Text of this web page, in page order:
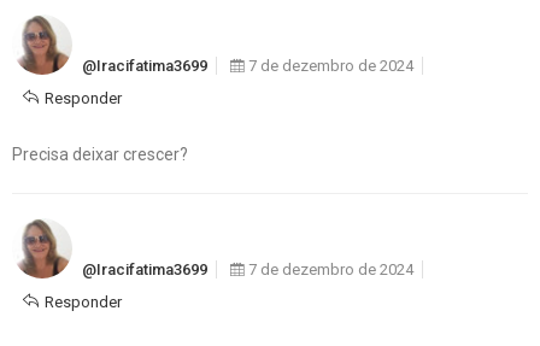
@iracifatima3699
7 de dezembro de 2024
Responder
Precisa deixar crescer?
@iracifatima3699
7 de dezembro de 2024
Responder